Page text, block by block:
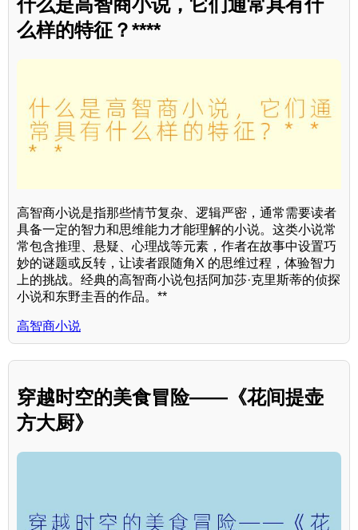
什么是高智商小说，它们通常具有什
么样的特征？****
高智商小说是指那些情节复杂、逻辑严密，通常需要读者
具备一定的智力和思维能力才能理解的小说。这类小说常
常包含推理、悬疑、心理战等元素，作者在故事中设置巧
妙的谜题或反转，让读者跟随角X 的思维过程，体验智力
上的挑战。经典的高智商小说包括阿加莎·克里斯蒂的侦探
小说和东野圭吾的作品。**
高智商小说
穿越时空的美食冒险——《花间提壶
方大厨》